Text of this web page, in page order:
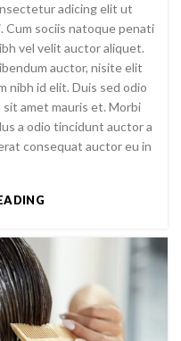
adicing elit ut
Cum sociis natoque penati
vel velit auctor aliquet.
auctor, nisite elit
nibh id elit. Duis sed odio
amet mauris et. Morbi
a odio tincidunt auctor a
consequat auctor eu in